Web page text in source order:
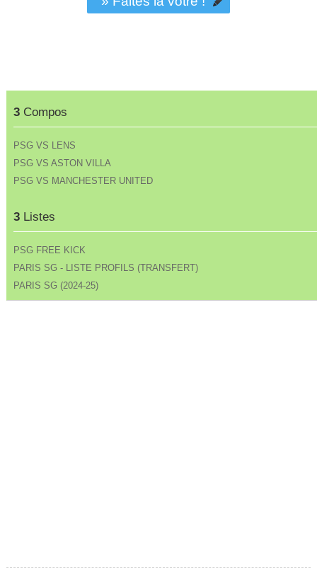
3Compos
PSG VS LENS
PSG VS ASTON VILLA
PSG VS MANCHESTER UNITED
3Listes
PSG FREE KICK
PARIS SG - LISTE PROFILS (TRANSFERT)
PARIS SG (2024-25)